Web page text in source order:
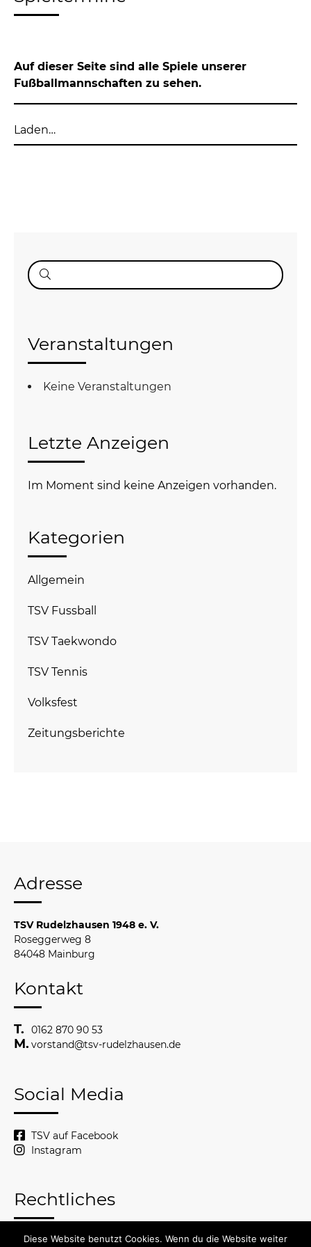
Auf dieser Seite sind alle Spiele unserer
Fußballmannschaften zu sehen.
Laden…
Suche
nach:
Veranstaltungen
Keine Veranstaltungen
Letzte Anzeigen
Im Moment sind keine Anzeigen vorhanden.
Kategorien
Allgemein
TSV Fussball
TSV Taekwondo
TSV Tennis
Volksfest
Zeitungsberichte
Adresse
TSV Rudelzhausen 1948 e. V.
Roseggerweg 8
84048 Mainburg
Kontakt
0162 870 90 53
vorstand@tsv-rudelzhausen.de
Social Media
TSV auf Facebook
Instagram
Rechtliches
© 2026 TSV Rudelzhausen
Diese Website benutzt Cookies. Wenn du die Website weiter